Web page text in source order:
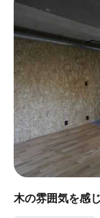
木の雰囲気を感